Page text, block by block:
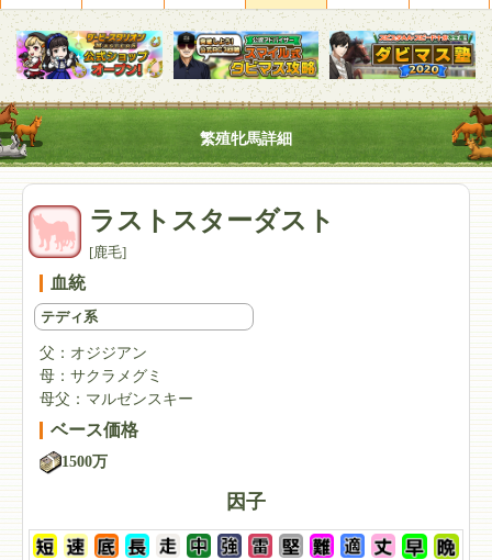
繁殖牝馬詳細
ラストスターダスト
[鹿毛]
血統
テディ系
父： オジジアン
母： サクラメグミ
母父： マルゼンスキー
ベース価格
1500万
因子